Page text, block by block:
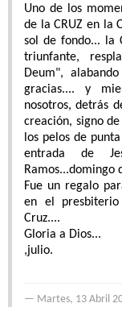
Uno de los
de la CRUZ en la
sol de fondo... la
triunfante,
Deum",
gracias.... y
nosotros, detrás
creación, signo
los pelos de
entrada de
Ramos...domingo
Fue un regalo
en el
Cruz....
Gloria a Dios...
,julio.
Martes, 13 Abril